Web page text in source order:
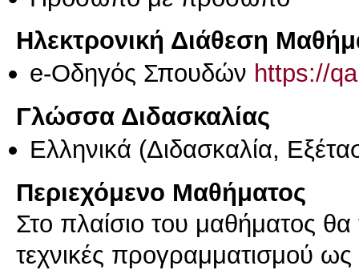
Ηλεκτρονική Διάθεση
e-Οδηγός Σπουδών https://
Γλώσσα Διδασκαλίας
Ελληνικά (Διδασκαλία,
Περιεχόμενο Μαθήματος
Στο πλαίσιο του μαθήματος θα
τεχνικές προγραμματισμού ως